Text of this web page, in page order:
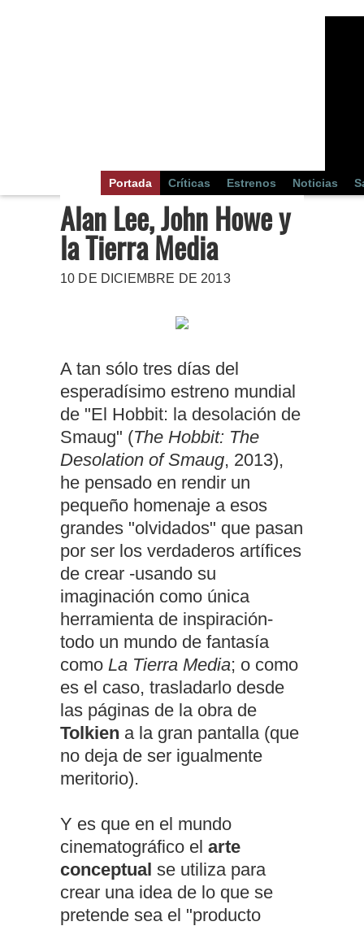
Portada Críticas Estrenos Noticias
Alan Lee, John Howe y
la Tierra Media
10 DE DICIEMBRE DE 2013
A tan sólo tres días del
esperadísimo estreno mundial
de "El Hobbit: la desolación de
Smaug" (The Hobbit: The
Desolation of Smaug, 2013),
he pensado en rendir un
pequeño homenaje a esos
grandes "olvidados" que pasan
por ser los verdaderos artífices
de crear -usando su
imaginación como única
herramienta de inspiración-
todo un mundo de fantasía
como La Tierra Media; o como
es el caso, trasladarlo desde
las páginas de la obra de
Tolkien a la gran pantalla (que
no deja de ser igualmente
meritorio).
Y es que en el mundo
cinematográfico el arte
conceptual se utiliza para
crear una idea de lo que se
pretende sea el "producto